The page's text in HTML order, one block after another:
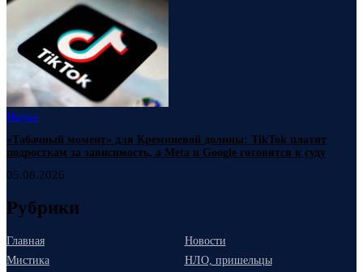
Наука
«Табачный момент» для Кремниевой долины: TikTok платит
подросткам за зависимость, а Meta и Google готовятся к суду
05.08.2026
Рубрики
Главная
Новости
Мистика
НЛО, пришельцы